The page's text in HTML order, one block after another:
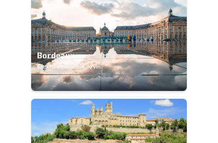
Bordeaux
Capitale mondiale du vin